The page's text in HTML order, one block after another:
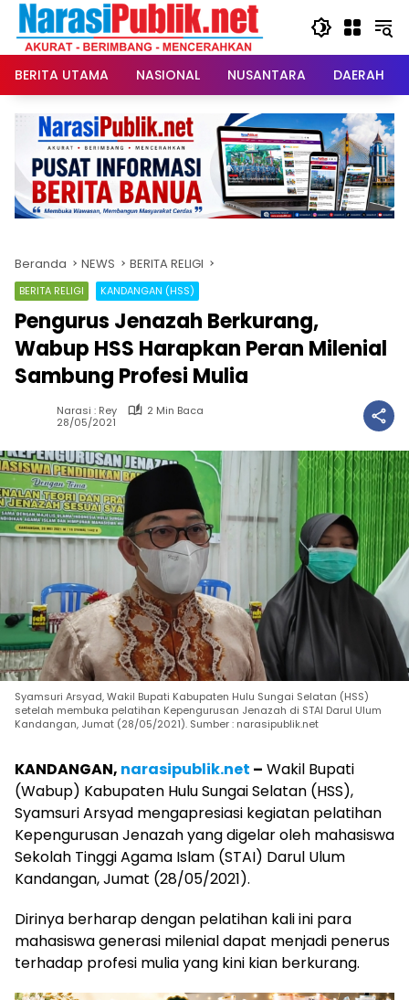
Langsung
konten
BERITA UTAMA
NASIONAL NUSANTARA DAERAH
Beranda NEWS BERITA RELIGI
BERITA RELIGI KANDANGAN (HSS)
Pengurus Jenazah Berkurang,
Wabup HSS Harapkan Peran Milenial
Sambung Profesi Mulia
Narasi : Rey
2 Min Baca
28/05/2021
Syamsuri Arsyad, Wakil Bupati Kabupaten Hulu Sungai Selatan (HSS)
setelah membuka pelatihan Kepengurusan Jenazah di STAI Darul Ulum
Kandangan, Jumat (28/05/2021). Sumber : narasipublik.net
KANDANGAN, narasipublik.net – Wakil Bupati
(Wabup) Kabupaten Hulu Sungai Selatan (HSS),
Syamsuri Arsyad mengapresiasi kegiatan pelatihan
Kepengurusan Jenazah yang digelar oleh mahasiswa
Sekolah Tinggi Agama Islam (STAI) Darul Ulum
Kandangan, Jumat (28/05/2021).
Dirinya berharap dengan pelatihan kali ini para
mahasiswa generasi milenial dapat menjadi penerus
terhadap profesi mulia yang kini kian berkurang.